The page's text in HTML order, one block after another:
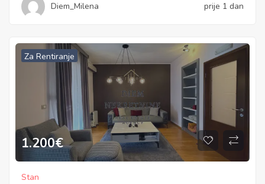
Diem_Milena prije 1 dan
Za Rentiranje
1.200€
Stan